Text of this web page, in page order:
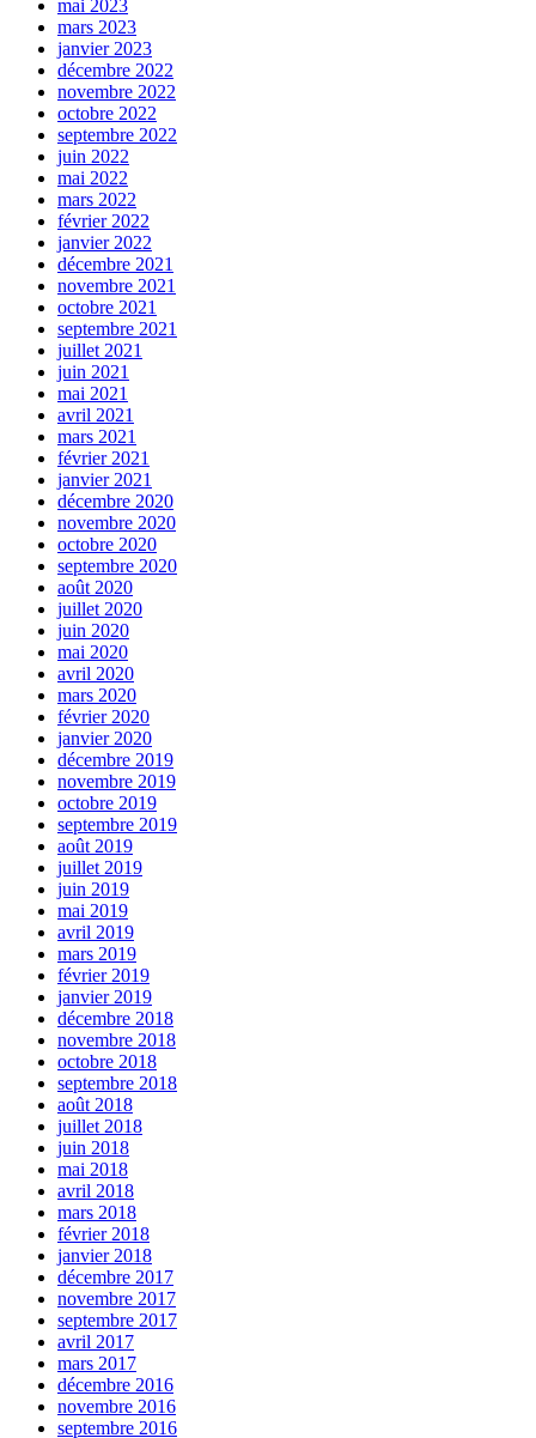
mai 2023
mars 2023
janvier 2023
décembre 2022
novembre 2022
octobre 2022
septembre 2022
juin 2022
mai 2022
mars 2022
février 2022
janvier 2022
décembre 2021
novembre 2021
octobre 2021
septembre 2021
juillet 2021
juin 2021
mai 2021
avril 2021
mars 2021
février 2021
janvier 2021
décembre 2020
novembre 2020
octobre 2020
septembre 2020
août 2020
juillet 2020
juin 2020
mai 2020
avril 2020
mars 2020
février 2020
janvier 2020
décembre 2019
novembre 2019
octobre 2019
septembre 2019
août 2019
juillet 2019
juin 2019
mai 2019
avril 2019
mars 2019
février 2019
janvier 2019
décembre 2018
novembre 2018
octobre 2018
septembre 2018
août 2018
juillet 2018
juin 2018
mai 2018
avril 2018
mars 2018
février 2018
janvier 2018
décembre 2017
novembre 2017
septembre 2017
avril 2017
mars 2017
décembre 2016
novembre 2016
septembre 2016